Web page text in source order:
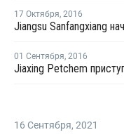
17 Октября, 2016
Jiangsu Sanfangxiang
01 Сентября, 2016
16 Сентября, 2021